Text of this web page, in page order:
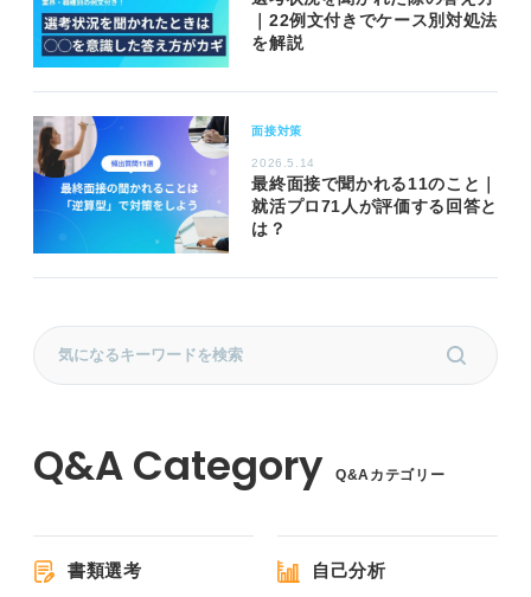
｜22例文付きでケース別対処法
を解説
面接対策
2026.5.14
最終面接で聞かれる11のこと｜
就活プロ71人が評価する回答と
は？
Q&Aカテゴリー
書類選考 自己分析